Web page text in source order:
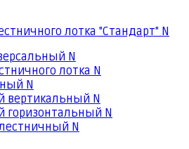
лотка "Стандарт" N
N
лотка N
N
вертикальный N
горизонтальный N
N